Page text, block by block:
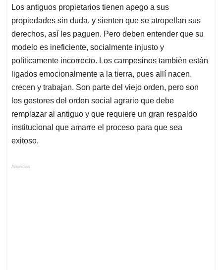
Los antiguos propietarios tienen apego a sus
propiedades sin duda, y sienten que se atropellan sus
derechos, así les paguen. Pero deben entender que su
modelo es ineficiente, socialmente injusto y
políticamente incorrecto. Los campesinos también están
ligados emocionalmente a la tierra, pues allí nacen,
crecen y trabajan. Son parte del viejo orden, pero son
los gestores del orden social agrario que debe
remplazar al antiguo y que requiere un gran respaldo
institucional que amarre el proceso para que sea
exitoso.
Anuncios.